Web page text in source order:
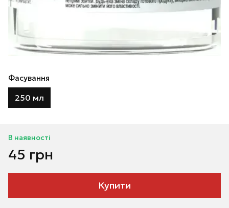
Фасування
250 мл
В наявності
45 грн
Купити